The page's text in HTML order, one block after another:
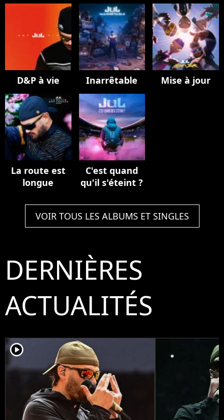
D&P à vie Inarrêtable Mise à jour
La route est
longue
C'est quand
qu'il s'éteint ?
VOIR TOUS LES ALBUMS ET SINGLES
DERNIÈRES
ACTUALITÉS
player2